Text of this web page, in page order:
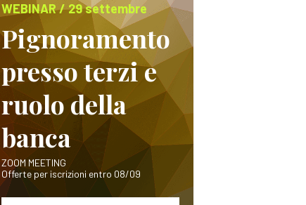
WEBINAR / 29 settembre
Pignoramento
presso terzi e
ruolo della
banca
ZOOM MEETING
Offerte per iscrizioni entro 08/09